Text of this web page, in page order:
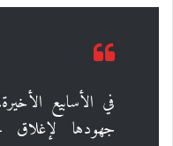
في الأسابيع
جهودها لإغلاق